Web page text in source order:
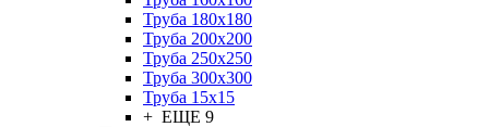
Труба 180x180
Труба 200x200
Труба 250x250
Труба 300x300
Труба 15x15
+ ЕЩЕ 9